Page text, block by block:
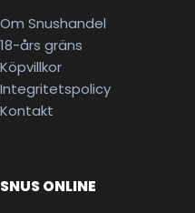
Om Snushandel
18-års gräns
Köpvillkor
Integritetspolicy
Kontakt
SNUS ONLINE